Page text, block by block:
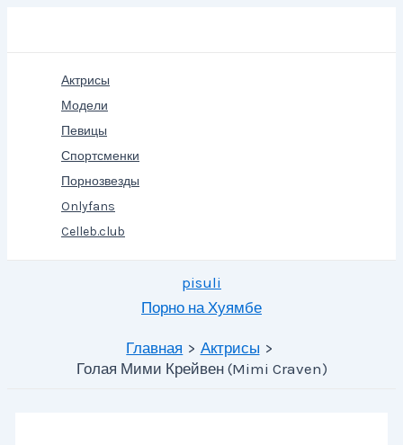
Актрисы
Модели
Певицы
Спортсменки
Порнозвезды
Onlyfans
Celleb.club
pisuli
Порно на Хуямбе
Главная
Актрисы
Голая Мими Крейвен (Mimi Craven)